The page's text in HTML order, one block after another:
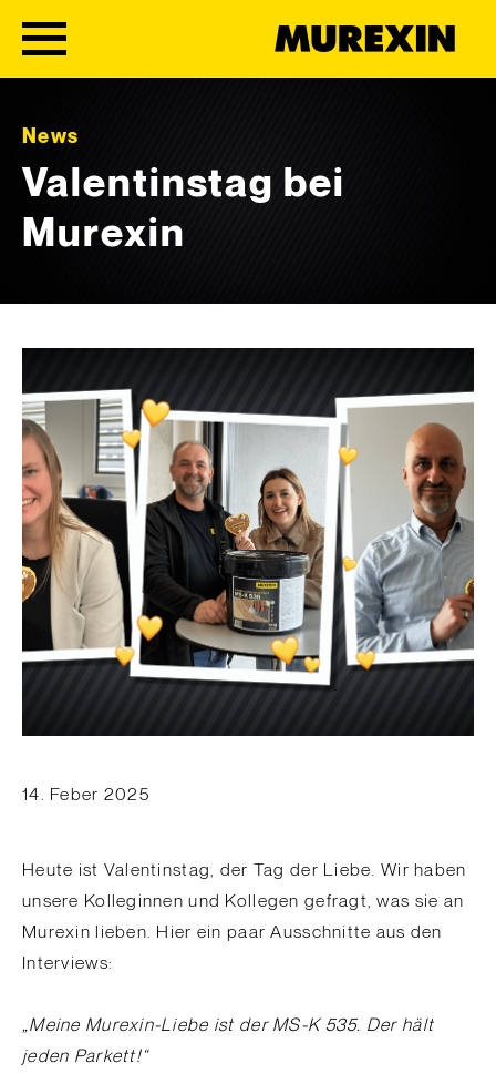
News
Valentinstag bei
Murexin
14. Feber 2025
Heute ist Valentinstag, der Tag der Liebe. Wir haben
unsere Kolleginnen und Kollegen gefragt, was sie an
Murexin lieben. Hier ein paar Ausschnitte aus den
Interviews:
„Meine Murexin-Liebe ist der MS-K 535. Der hält
jeden Parkett!“